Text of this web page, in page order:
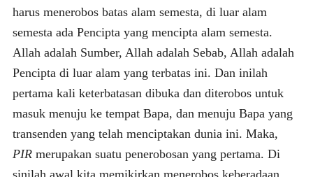
harus menerobos batas alam semesta, di luar alam
semesta ada Pencipta yang mencipta alam semesta.
Allah adalah Sumber, Allah adalah Sebab, Allah adalah
Pencipta di luar alam yang terbatas ini. Dan inilah
pertama kali keterbatasan dibuka dan diterobos untuk
masuk menuju ke tempat Bapa, dan menuju Bapa yang
transenden yang telah menciptakan dunia ini. Maka,
PIRmerupakan suatu penerobosan yang pertama. Di
sinilah awal kita memikirkan menerobos keberadaan